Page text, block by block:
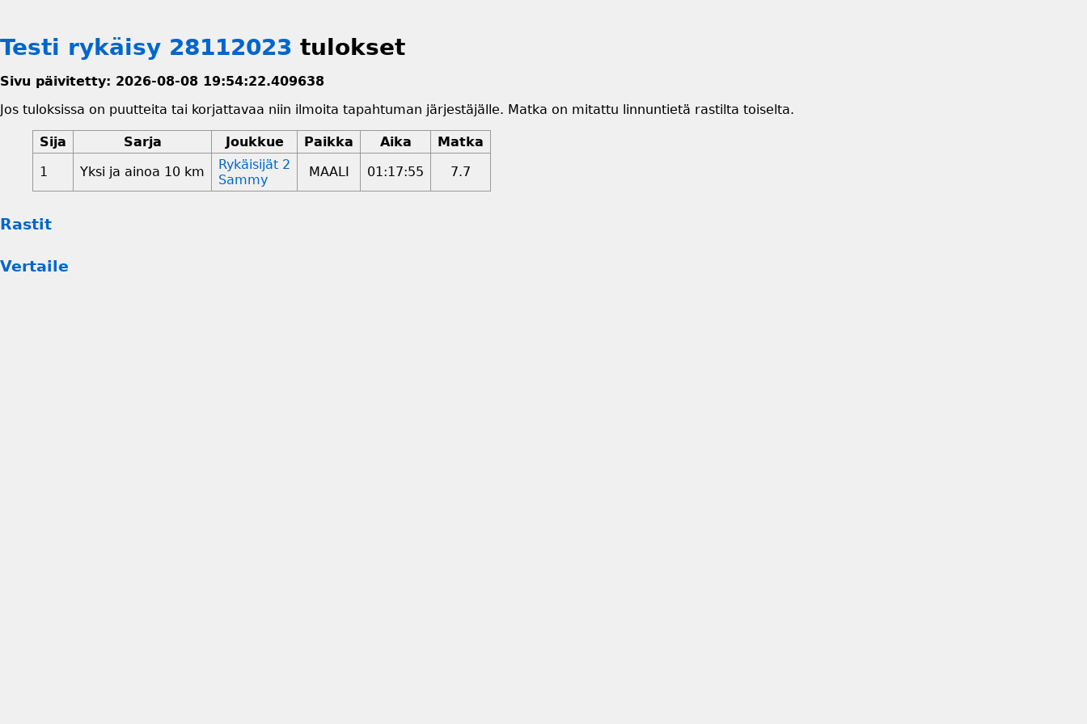
Testi rykäisy 28112023 tulokset
Sivu päivitetty: 2026-08-08 19:54:22.409638
Jos tuloksissa on puutteita tai korjattavaa niin ilmoita tapahtuman järjestäjälle. Matka on mitattu linnuntietä rastilta toiselta.
Sija Sarja Joukkue Paikka Aika
Matka
1
Yksi ja ainoa 10 km
Rykäisijät 2
Sammy
MAALI 01:17:55 7.7
Rastit
Vertaile